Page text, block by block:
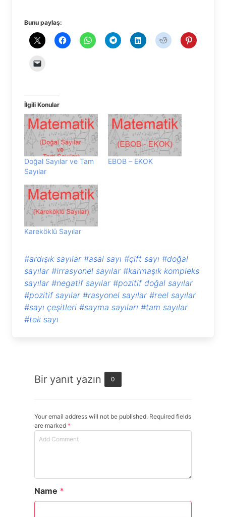
Bunu paylaş:
İlgili Konular
Doğal Sayılar ve Tam
Sayılar
EBOB – EKOK
Kareköklü Sayılar
#ardışık sayılar #asal sayı #çift sayı #doğal
sayılar #irrasyonel sayılar #karmaşık kompleks
sayılar #negatif sayılar #pozitif doğal sayılar
#pozitif sayılar #rasyonel sayılar #reel sayılar
#sayı çeşitleri #sayma sayıları #tam sayılar
#tek sayı
Bir yanıt yazın 0
Your email address will not be published. Required fields
are marked *
Name *